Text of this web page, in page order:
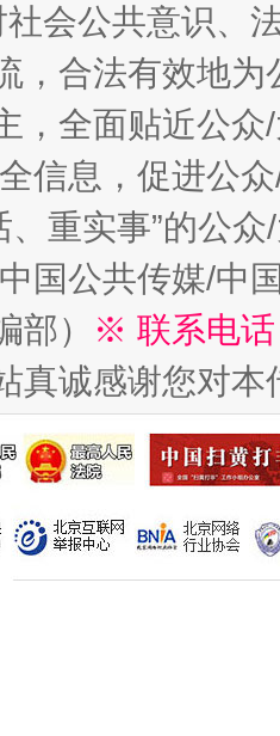
今
魏明亮
会公共意识、
，合法有效地
，全面贴近公
信息，促进公
、重实事”的公
中国公共传媒/中
部）
※ 联系电
真诚感谢您对